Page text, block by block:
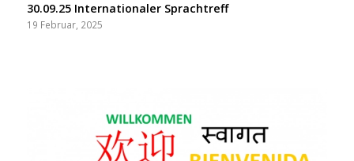
30.09.25 Internationaler Sprachtreff
19 Februar, 2025